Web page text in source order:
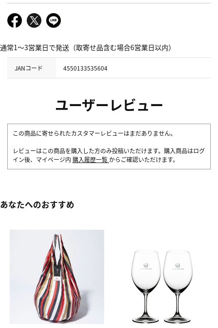
通常1～3営業日で発送（取寄せ品含む場合6営業日以内）
JANコード 4550133535604
ユーザーレビュー
この商品に寄せられたカスタマーレビューはまだありません。
レビューはこの商品を購入した方のみ投稿いただけます。購入商品はログ
イン後、マイページ内 購入履歴一覧 からご確認いただけます。
あなたへのおすすめ